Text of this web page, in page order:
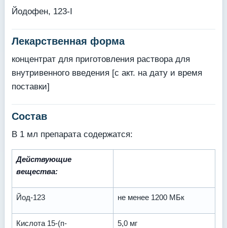
Йодофен, 123-I
Лекарственная форма
концентрат для приготовления раствора для
внутривенного введения [с акт. на дату и время
поставки]
Состав
В 1 мл препарата содержатся:
Действующие
вещества:
Йод-123 не менее 1200 МБк
Кислота 15-(п-
5,0 мг